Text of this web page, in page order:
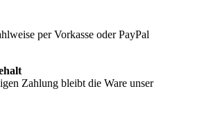
per Vorkasse oder PayPal
Zahlung bleibt die Ware unser